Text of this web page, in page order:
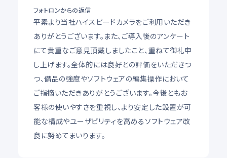
フォトロンからの返信
平素より当社ハイスピードカメラをご利用いただき
ありがとうございます。また、ご導入後のアンケート
にて貴重なご意見頂戴しましたこと、重ねて御礼申
し上げます。全体的には良好との評価をいただきつ
つ、備品の強度やソフトウェアの編集操作において
ご指摘いただきありがとうございます。今後ともお
客様の使いやすさを重視し、より安定した設置が可
能な構成やユーザビリティを高めるソフトウェア改
良に努めてまいります。